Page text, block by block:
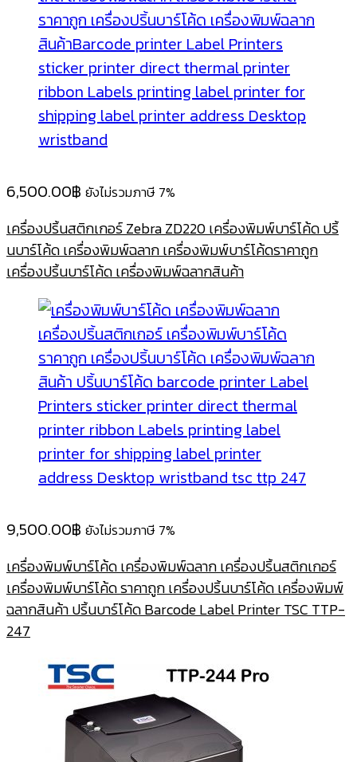
6,500.00฿ ยังไม่รวมภาษี 7%
เครื่องปริ้นสติกเกอร์ Zebra ZD220 เครื่องพิมพ์บาร์โค้ด ปริ้
นบาร์โค้ด เครื่องพิมพ์ฉลาก เครื่องพิมพ์บาร์โค้ดราคาถูก
เครื่องปริ้นบาร์โค้ด เครื่องพิมพ์ฉลากสินค้า
9,500.00฿ ยังไม่รวมภาษี 7%
เครื่องพิมพ์บาร์โค้ด เครื่องพิมพ์ฉลาก เครื่องปริ้นสติกเกอร์
เครื่องพิมพ์บาร์โค้ด ราคาถูก เครื่องปริ้นบาร์โค้ด เครื่องพิมพ์
ฉลากสินค้า ปริ้นบาร์โค้ด Barcode Label Printer TSC TTP-
247